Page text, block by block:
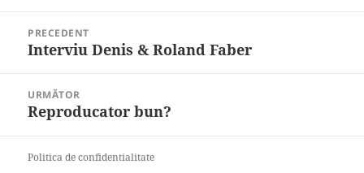
articole
PRECEDENT
Articolul
Interviu Denis & Roland Faber
URMĂTOR
Articolul
Reproducator bun?
Politica de confidentialitate